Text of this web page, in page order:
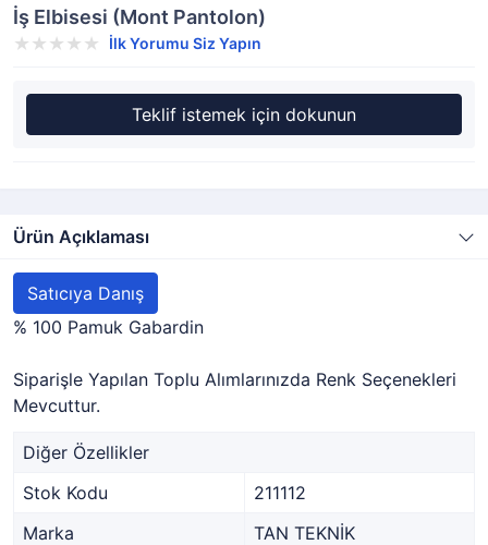
İş Elbisesi (Mont Pantolon)
İlk Yorumu Siz Yapın
Teklif istemek için dokunun
Ürün Açıklaması
Satıcıya Danış
% 100 Pamuk Gabardin
Siparişle Yapılan Toplu Alımlarınızda Renk Seçenekleri
Mevcuttur.
Diğer Özellikler
Stok Kodu
211112
Marka
TAN TEKNİK